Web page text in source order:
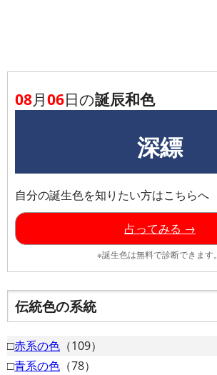
08月06日の誕辰和色
深縹
自分の誕生色を知りたい方はこちらへ
占ってみる →
※誕生色は無料で診断できます。
伝統色の系統
□赤系の色 （109）
□青系の色 （78）